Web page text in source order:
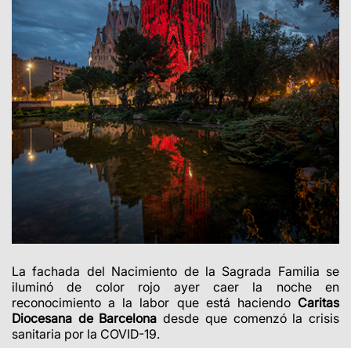
La fachada del Nacimiento de la Sagrada Familia se
iluminó de color rojo ayer caer la noche en
reconocimiento a la labor que está haciendo Caritas
Diocesana de Barcelona desde que comenzó la crisis
sanitaria por la COVID-19.